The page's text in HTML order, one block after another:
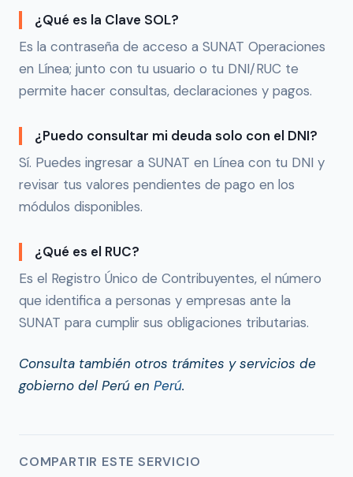
¿Qué es la Clave SOL?
Es la contraseña de acceso a SUNAT Operaciones
en Línea; junto con tu usuario o tu DNI/RUC te
permite hacer consultas, declaraciones y pagos.
¿Puedo consultar mi deuda solo con el DNI?
Sí. Puedes ingresar a SUNAT en Línea con tu DNI y
revisar tus valores pendientes de pago en los
módulos disponibles.
¿Qué es el RUC?
Es el Registro Único de Contribuyentes, el número
que identifica a personas y empresas ante la
SUNAT para cumplir sus obligaciones tributarias.
Consulta también otros trámites y servicios de
gobierno del Perú en Perú.
COMPARTIR ESTE SERVICIO